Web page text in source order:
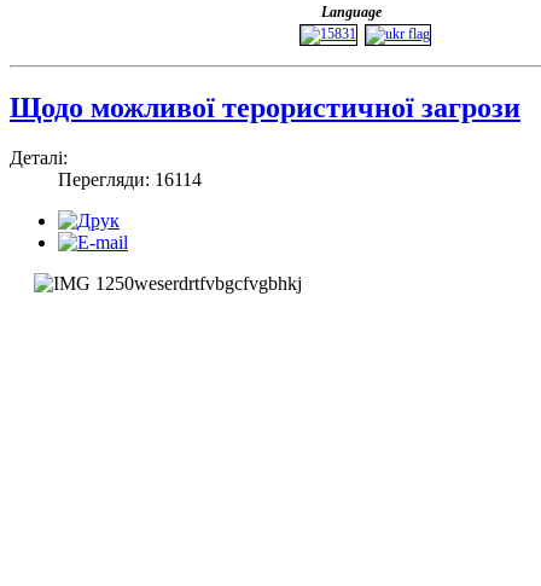
Language
Щодо можливої терористичної загрози
Деталі:
Перегляди: 16114